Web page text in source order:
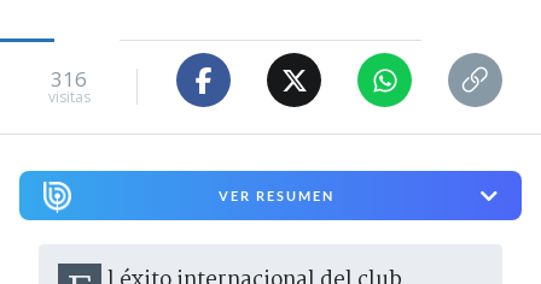
316
visitas
VER RESUMEN